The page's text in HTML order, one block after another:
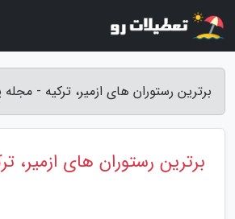
برترین رستوران های ازمیر، ترکیه -
برترین رستوران های ازمیر،